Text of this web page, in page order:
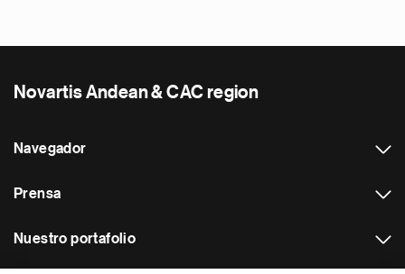
Novartis Andean & CAC region
Navegador
Prensa
Nuestro portafolio